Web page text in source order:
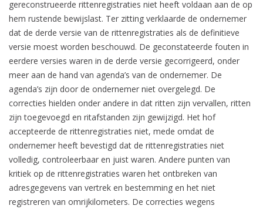
gereconstrueerde rittenregistraties niet heeft voldaan aan de op
hem rustende bewijslast. Ter zitting verklaarde de ondernemer
dat de derde versie van de rittenregistraties als de definitieve
versie moest worden beschouwd. De geconstateerde fouten in
eerdere versies waren in de derde versie gecorrigeerd, onder
meer aan de hand van agenda’s van de ondernemer. De
agenda’s zijn door de ondernemer niet overgelegd. De
correcties hielden onder andere in dat ritten zijn vervallen, ritten
zijn toegevoegd en ritafstanden zijn gewijzigd. Het hof
accepteerde de rittenregistraties niet, mede omdat de
ondernemer heeft bevestigd dat de rittenregistraties niet
volledig, controleerbaar en juist waren. Andere punten van
kritiek op de rittenregistraties waren het ontbreken van
adresgegevens van vertrek en bestemming en het niet
registreren van omrijkilometers. De correcties wegens